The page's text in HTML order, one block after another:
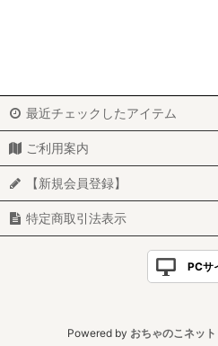
「ボントーノ」レザー
「ゴースト」レザー
「ワックス」レザー
最近チェックしたアイテム
ご利用案内
【新規会員登録】
特定商取引法表示
PCサ
Powered by おちゃのこネット